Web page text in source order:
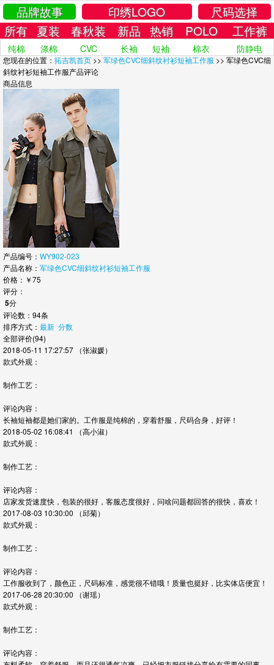
品牌故事 印绣LOGO
尺码选择
所有 夏装 春秋装 新品 热销 POLO 工作裤
纯棉 涤棉 CVC 长袖 短袖 棉衣 防静电
您现在的位置： 拓吉凯首页 >> 军绿色CVC细斜纹衬衫短袖工作服 >> 军绿色CVC细
斜纹衬衫短袖工作服产品评论
商品信息
产品编号： WY902-023
产品名称： 军绿色CVC细斜纹衬衫短袖工作服
价格： ￥75
评分：
5分
评论数：94条
排序方式： 最新 分数
全部评价(94)
2018-05-11 17:27:57 （张淑媛）
款式外观：
制作工艺：
评论内容：
长袖短袖都是她们家的。工作服是纯棉的，穿着舒服，尺码合身，好评！
2018-05-02 16:08:41
（高小淑）
款式外观：
制作工艺：
评论内容：
店家发货速度快，包装的很好，客服态度很好，问啥问题都回答的很快，喜欢！
2017-08-03 10:30:00
（邱菊）
款式外观：
制作工艺：
评论内容：
工作服收到了，颜色正，尺码标准，感觉很不错哦！质量也挺好，比实体店便宜！
2017-06-28 20:30:00
（谢瑶）
款式外观：
制作工艺：
评论内容：